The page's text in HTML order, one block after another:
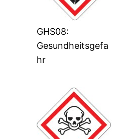
GHS08:
Gesundheitsgefa
hr